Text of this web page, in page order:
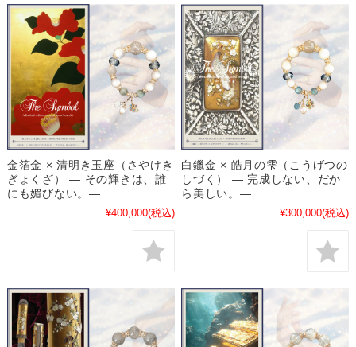
金箔金 × 清明き玉座（さやけき
ぎょくざ） ― その輝きは、誰
にも媚びない。―
¥400,000(税込)
白鑞金 × 皓月の雫（こうげつの
しづく） ― 完成しない、だか
ら美しい。―
¥300,000(税込)